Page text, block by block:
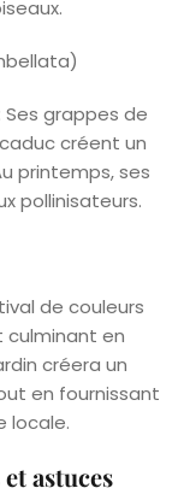
Ses grappes de
créent un
printemps, ses
pollinisateurs.
de couleurs
culminant en
créera un
en fournissant
locale.
astuces